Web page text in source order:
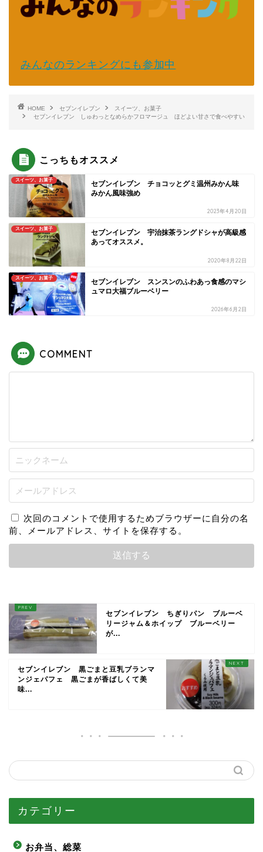
みんなのランキングにも参加中
HOME セブンイレブン
スイーツ、お菓子
セブンイレブン しゅわっとなめらかフロマージュ ほどよい甘さで食べやすい
こっちもオススメ
スイーツ、お菓子
セブンイレブン チョコッとグミ温州みかん味
みかん風味強め
2023年4月20日
スイーツ、お菓子
セブンイレブン 宇治抹茶ラングドシャが高級感
あってオススメ。
2020年8月22日
スイーツ、お菓子
セブンイレブン スンスンのふわあっ食感のマシ
ュマロ大福ブルーベリー
2026年6月2日
COMMENT
次回のコメントで使用するためブラウザーに自分の名
前、メールアドレス、サイトを保存する。
セブンイレブン ちぎりパン ブルーベ
リージャム＆ホイップ ブルーベリー
が...
セブンイレブン 黒ごまと豆乳ブランマ
ンジェパフェ 黒ごまが香ばしくて美
味...
カテゴリー
お弁当、総菜